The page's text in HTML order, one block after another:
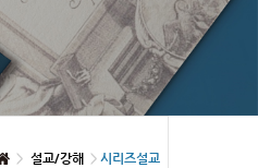
설교/강해 시리즈설교